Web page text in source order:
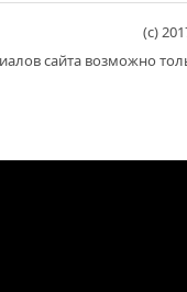
(c)
сайта возможно